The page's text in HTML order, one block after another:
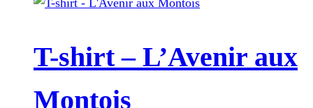
T-shirt – L’Avenir aux
Montois